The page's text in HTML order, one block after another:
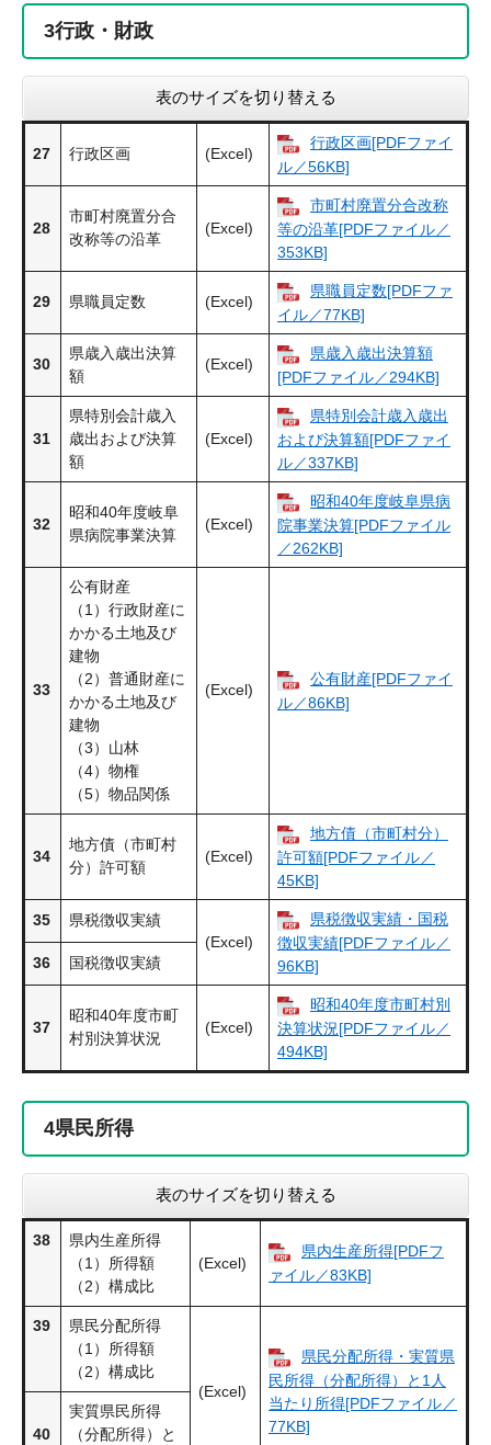
3行政・財政
表のサイズを切り替える
27 行政区画 (Excel)
行政区画[PDFファイ
ル／56KB]
28
市町村廃置分合
改称等の沿革
(Excel)
市町村廃置分合改称
等の沿革[PDFファイル／
353KB]
29 県職員定数 (Excel)
県職員定数[PDFファ
イル／77KB]
30
県歳入歳出決算
額
(Excel)
県歳入歳出決算額
[PDFファイル／294KB]
31
県特別会計歳入
歳出および決算
額
(Excel)
県特別会計歳入歳出
および決算額[PDFファイ
ル／337KB]
32
昭和40年度岐阜
県病院事業決算
(Excel)
昭和40年度岐阜県病
院事業決算[PDFファイル
／262KB]
33
公有財産
（1）行政財産に
かかる土地及び
建物
（2）普通財産に
かかる土地及び
建物
（3）山林
（4）物権
（5）物品関係
(Excel)
公有財産[PDFファイ
ル／86KB]
34
地方債（市町村
分）許可額
(Excel)
地方債（市町村分）
許可額[PDFファイル／
45KB]
35
県税徴収実績
(Excel)
県税徴収実績・国税
徴収実績[PDFファイル／
96KB]
36 国税徴収実績
37
昭和40年度市町
村別決算状況
(Excel)
昭和40年度市町村別
決算状況[PDFファイル／
494KB]
4県民所得
表のサイズを切り替える
38
県内生産所得
（1）所得額
（2）構成比
(Excel)
県内生産所得[PDFフ
ァイル／83KB]
39
県民分配所得
（1）所得額
（2）構成比
(Excel)
県民分配所得・実質県
民所得（分配所得）と1人
当たり所得[PDFファイル／
77KB]
40
実質県民所得
（分配所得）と